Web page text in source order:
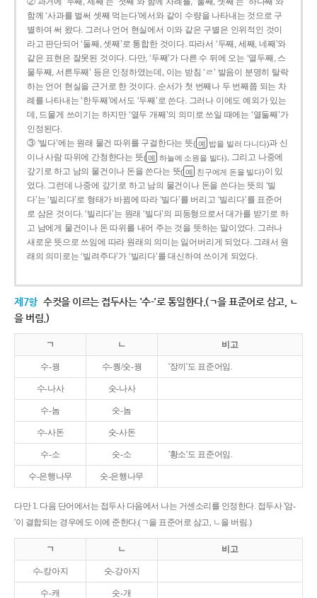
함께 ‘사과를 벌써 셋째 먹는다’에서와 같이 수량을 나타내는 것으로 구
별하여 써 왔다. 그러나 언어 현실에서 이와 같은 구별은 인위적인 것이
라고 판단되어 ‘둘째, 셋째’로 통합한 것이다. 따라서 ‘두째, 세째, 네째’와
같은 표현은 잘못된 것이다. 다만, ‘두째’가 다른 수 뒤에 오는 ‘열두째, 스
물두째, 서른두째’ 등은 인정하였는데, 이는 받침 ‘ㄹ’ 발음이 분명히 탈락
하는 언어 현실을 근거로 한 것이다. 순서가 첫 번째나 두 번째쯤 되는 차
례를 나타내는 ‘한두째’에서도 ‘두째’로 쓴다. 그러나 이에도 예외가 있는
데, 드물게 쓰이기는 하지만 ‘열두 개째’의 의미로 쓰일 때에는 ‘열둘째’가
인정된다.
③ ‘빌다’에는 원래 물건 따위를 구걸한다는 뜻( 예 밥을 빌러 다니다)과 신
이나 사람 따위에 간청한다는 뜻( 예 하늘에 소원을 빌다), 그리고 나중에
갚기로 하고 남의 물건이나 돈을 쓴다는 뜻( 예 친구에게 돈을 빌다)이 있
었다. 그런데 나중에 갚기로 하고 남의 물건이나 돈을 쓴다는 뜻의 ‘빌
다’는 ‘빌리다’로 형태가 바뀜에 따라 ‘빌다’를 버리고 ‘빌리다’를 표준어
로 삼은 것이다. ‘빌리다’는 원래 ‘빌다’의 피동형으로서 대가를 받기로 하
고 남에게 물건이나 돈 따위를 내어 주는 것을 뜻하는 말이었다. 그러나
새로운 뜻으로 쓰임에 따라 원래의 의미는 잃어버리게 되었다. 그래서 원
래의 의미로는 ‘빌려주다’가 ‘빌리다’를 대신하여 쓰이게 되었다.
제7항 수컷을 이르는 접두사는 '수-'로 통일한다.(ㄱ을 표준어로 삼고, ㄴ
을 버림.)
ㄱ ㄴ 비고
수-꿩 수-퀑/숫-꿩 '장끼'도 표준어임.
수-나사 숫-나사
수-놈 숫-놈
수-사돈 숫-사돈
수-소 숫-소 '황소'도 표준어임.
수-은행나무 숫-은행나무
다만 1. 다음 단어에서는 접두사 다음에서 나는 거센소리를 인정한다. 접두사 '암-
'이 결합되는 경우에도 이에 준한다.(ㄱ을 표준어로 삼고, ㄴ을 버림.)
ㄱ ㄴ 비고
수-캉아지 숫-강아지
수-캐 숫-개